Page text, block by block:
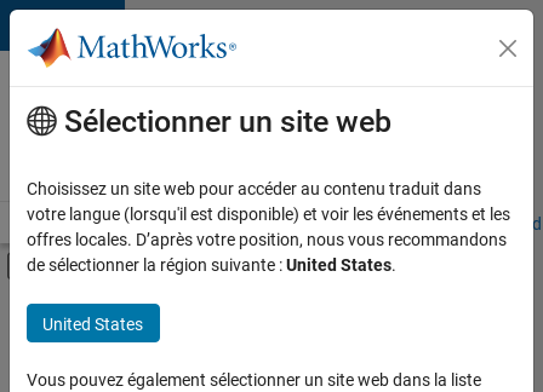
Passer au contenu
Votre
carrière
chez
Accueil Explorer nos opportunités Adresses de nos bureaux
Activer/désactiver l'affichage du menu
Contenu principal
FILTRER PAR
Programme destiné aux nouvelles carrières (EDG)
Support avancé
Sélectionner un site web
Choisissez un site web pour accéder au contenu traduit dans
votre langue (lorsqu'il est disponible) et voir les événements et les
offres locales. D’après votre position, nous vous recommandons
de sélectionner la région suivante :United States.
United States
Vous pouvez également sélectionner un site web dans la liste